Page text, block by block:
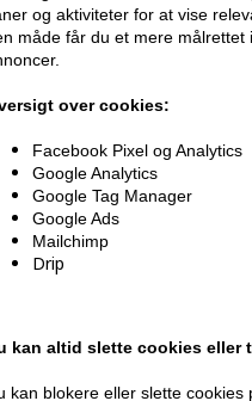
og aktiviteter for at vise
måde får du et mere
over cookies:
Facebook Pixel og Analytics
Google Analytics
Google Tag Manager
Google Ads
Mailchimp
Drip
kan altid slette cookies
kan blokere eller slette
på
rabatter når du handler